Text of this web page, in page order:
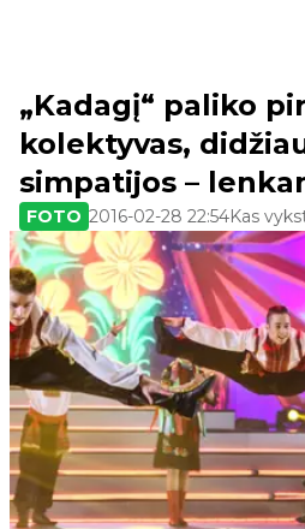
„Kadagį“ paliko
kolektyvas,
simpatijos –
FOTO 2016-02-28 22:54Kas